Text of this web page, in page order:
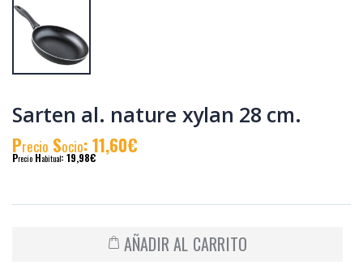
Sarten al. nature xylan 28 cm.
Precio Socio: 11,60€
Precio Habitual: 19,98€
AÑADIR AL CARRITO